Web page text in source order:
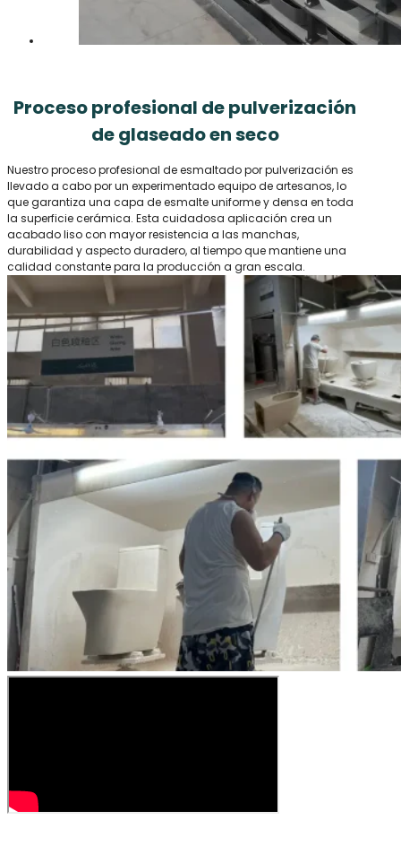
Proceso profesional de pulverización
de glaseado en seco
Nuestro proceso profesional de esmaltado por pulverización es
llevado a cabo por un experimentado equipo de artesanos, lo
que garantiza una capa de esmalte uniforme y densa en toda
la superficie cerámica. Esta cuidadosa aplicación crea un
acabado liso con mayor resistencia a las manchas,
durabilidad y aspecto duradero, al tiempo que mantiene una
calidad constante para la producción a gran escala.